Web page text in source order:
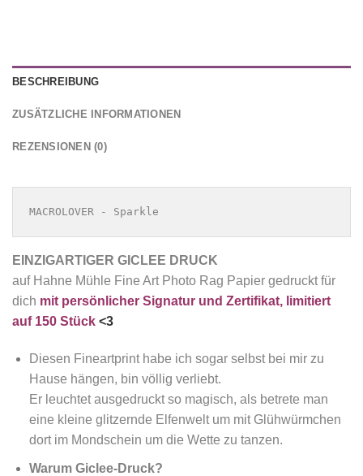
BESCHREIBUNG
ZUSÄTZLICHE INFORMATIONEN
REZENSIONEN (0)
MACROLOVER - Sparkle
EINZIGARTIGER GICLEE DRUCK
auf Hahne Mühle Fine Art Photo Rag Papier gedruckt für
dich mit persönlicher Signatur und Zertifikat, limitiert
auf 150 Stück <3
Diesen Fineartprint habe ich sogar selbst bei mir zu
Hause hängen, bin völlig verliebt.
Er leuchtet ausgedruckt so magisch, als betrete man
eine kleine glitzernde Elfenwelt um mit Glühwürmchen
dort im Mondschein um die Wette zu tanzen.
Warum Giclee-Druck?